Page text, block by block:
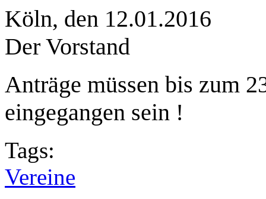
Köln, den 12.01.2016
Der Vorstand
Anträge müssen bis zum
eingegangen sein !
Tags:
Vereine